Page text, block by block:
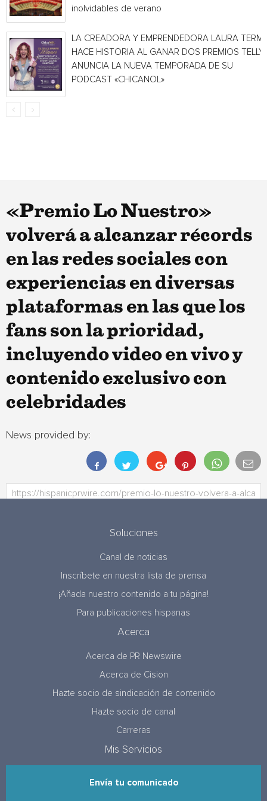
inolvidables de verano
LA CREADORA Y EMPRENDEDORA LAURA
HACE HISTORIA AL GANAR DOS PREMIOS TELLY
ANUNCIA LA NUEVA TEMPORADA DE SU
PODCAST «CHICANOL»
«Premio Lo Nuestro»
volverá a alcanzar récords
en las redes sociales con
experiencias en diversas
plataformas en las que los
fans son la prioridad,
incluyendo video en vivo y
contenido exclusivo con
celebridades
News provided by:
Soluciones
Canal de noticias
Inscríbete en nuestra lista de prensa
¡Añada nuestro contenido a tu página!
Para publicaciones hispanas
Acerca
Acerca de PR Newswire
Acerca de Cision
Hazte socio de sindicación de contenido
Hazte socio de canal
Carreras
Mis Servicios
Envía tu comunicado